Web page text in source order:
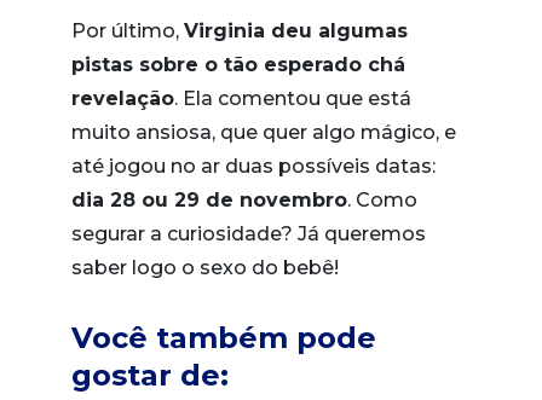
Por último, Virginia deu algumas
pistas sobre o tão esperado chá
revelação. Ela comentou que está
muito ansiosa, que quer algo mágico, e
até jogou no ar duas possíveis datas:
dia 28 ou 29 de novembro. Como
segurar a curiosidade? Já queremos
saber logo o sexo do bebê!
Você também pode
gostar de: